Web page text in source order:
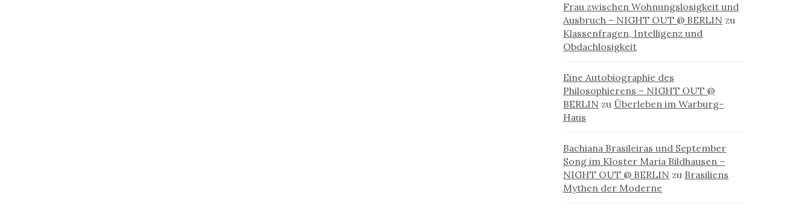
Frau zwischen Wohnungslosigkeit und
Ausbruch – NIGHT OUT @ BERLIN zu
Klassenfragen, Intelligenz und
Obdachlosigkeit
Eine Autobiographie des
Philosophierens – NIGHT OUT @
BERLIN zu Überleben im Warburg-
Haus
Bachiana Brasileiras und September
Song im Kloster Maria Bildhausen –
NIGHT OUT @ BERLIN zu Brasiliens
Mythen der Moderne